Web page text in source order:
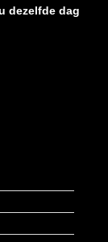
dezelfde dag